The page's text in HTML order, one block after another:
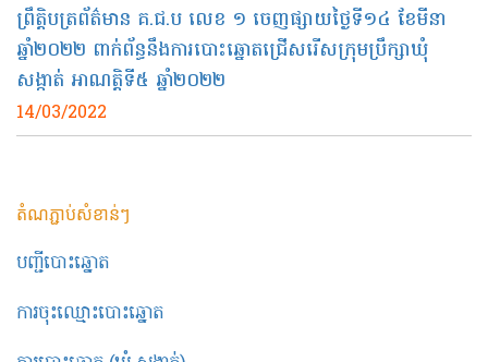
ព្រឹត្តិបត្រព័ត៌មាន គ.ជ.ប លេខ ១ ចេញផ្សាយថ្ងៃទី១៤ ខែមីនា
ឆ្នាំ២០២២ ពាក់ព័ន្ធនឹងការបោះឆ្នោតជ្រើសរើសក្រុមប្រឹក្សាឃុំ
សង្កាត់ អាណត្តិទី៥ ឆ្នាំ២០២២
14/03/2022
តំណភ្ជាប់សំខាន់ៗ
បញ្ជីបោះឆ្នោត
ការចុះឈ្មោះបោះឆ្នោត